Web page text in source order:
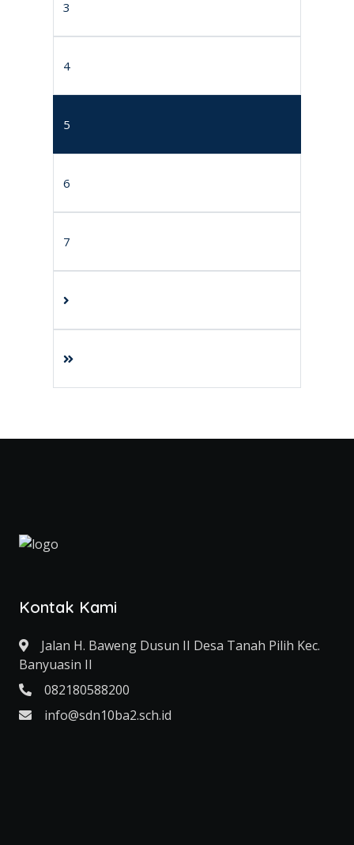
3
4
5
6
7
Kontak Kami
Jalan H. Baweng Dusun II Desa Tanah Pilih Kec.
Banyuasin II
082180588200
info@sdn10ba2.sch.id